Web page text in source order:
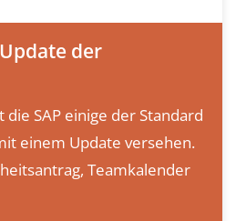
Update der
die SAP einige der Standard
einem Update versehen.
Teamkalender